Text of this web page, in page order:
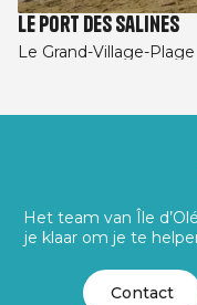
Le Port des Salines
Le Grand-Village-Plage
Het team van Île
je klaar om je te
Contact